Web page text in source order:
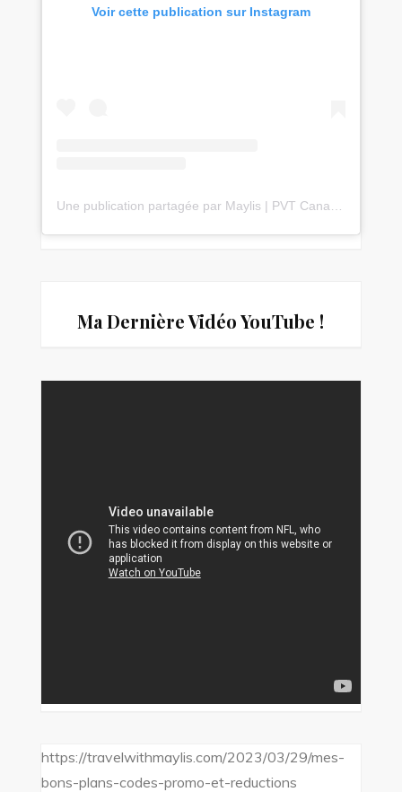
Voir cette publication sur Instagram
Ma Dernière Vidéo YouTube !
https://travelwithmaylis.com/2023/03/29/mes-
bons-plans-codes-promo-et-reductions